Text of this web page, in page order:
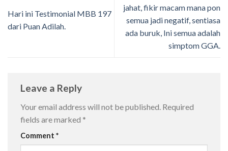
Hari ini Testimonial MBB 197
dari Puan Adilah.
jahat, fikir macam mana pon
semua jadi negatif, sentiasa
ada buruk, Ini semua adalah
simptom GGA.
Leave a Reply
Your email address will not be published. Required
fields are marked *
Comment *